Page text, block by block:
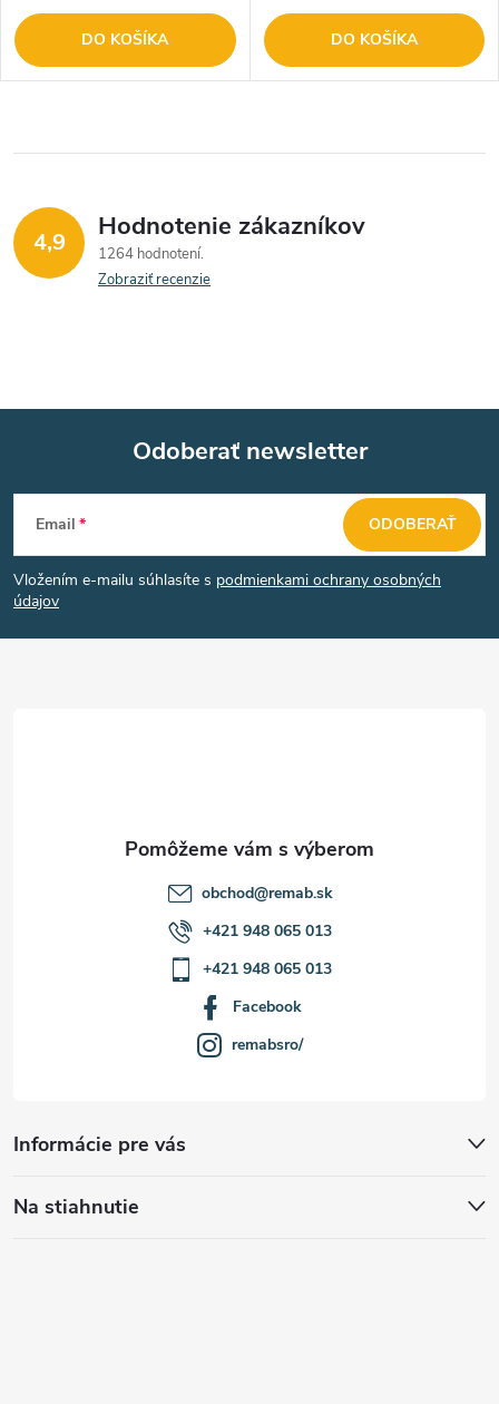
DO KOŠÍKA DO KOŠÍKA
4,9 Hodnotenie zákazníkov
1264 hodnotení
Zobraziť recenzie
Z
á
p
Odoberať newsletter
Email
Vložením e-mailu súhlasíte s podmienkami ochrany osobných
údajov
ODOBERAŤ
Informácie pre vás
Na stiahnutie
obchod@remab.sk
+421 948 065 013
+421 948 065 013
Facebook
remabsro/